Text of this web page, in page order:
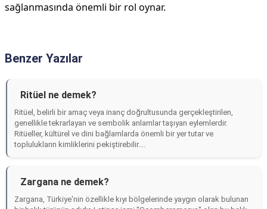
sağlanmasında önemli bir rol oynar.
Benzer Yazılar
Ritüel ne demek?
Ritüel, belirli bir amaç veya inanç doğrultusunda gerçekleştirilen,
genellikle tekrarlayan ve sembolik anlamlar taşıyan eylemlerdir.
Ritüeller, kültürel ve dini bağlamlarda önemli bir yer tutar ve
toplulukların kimliklerini pekiştirebilir....
Zargana ne demek?
Zargana, Türkiye'nin özellikle kıyı bölgelerinde yaygın olarak bulunan